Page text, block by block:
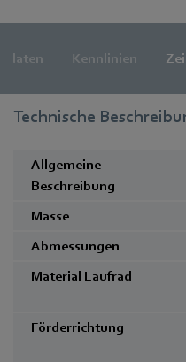
Kennlinien
Technische
Allgemeine
Beschreibung
Masse
Abmessungen
Material Laufrad
Förderrichtung